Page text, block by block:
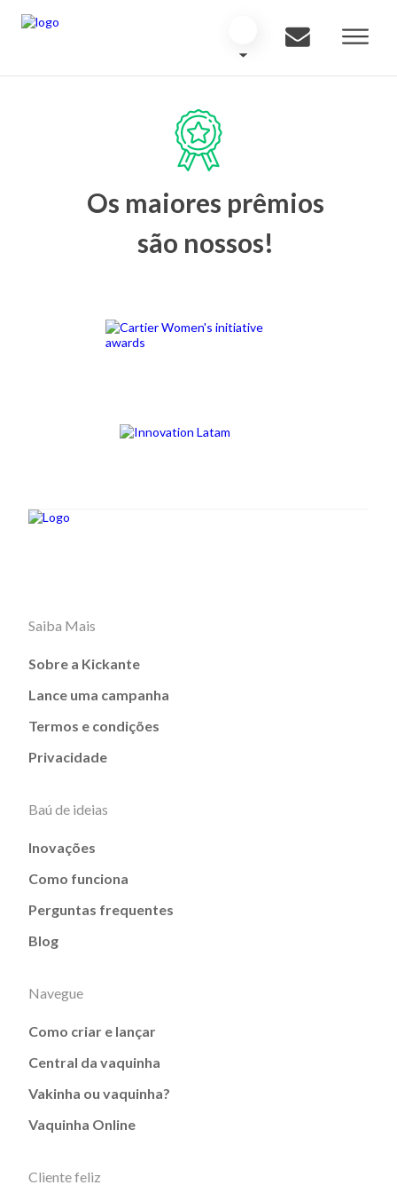
Os maiores prêmios
são nossos!
Saiba Mais
Sobre a Kickante
Lance uma campanha
Termos e condições
Privacidade
Baú de ideias
Inovações
Como funciona
Perguntas frequentes
Blog
Navegue
Como criar e lançar
Central da vaquinha
Vakinha ou vaquinha?
Vaquinha Online
Cliente feliz